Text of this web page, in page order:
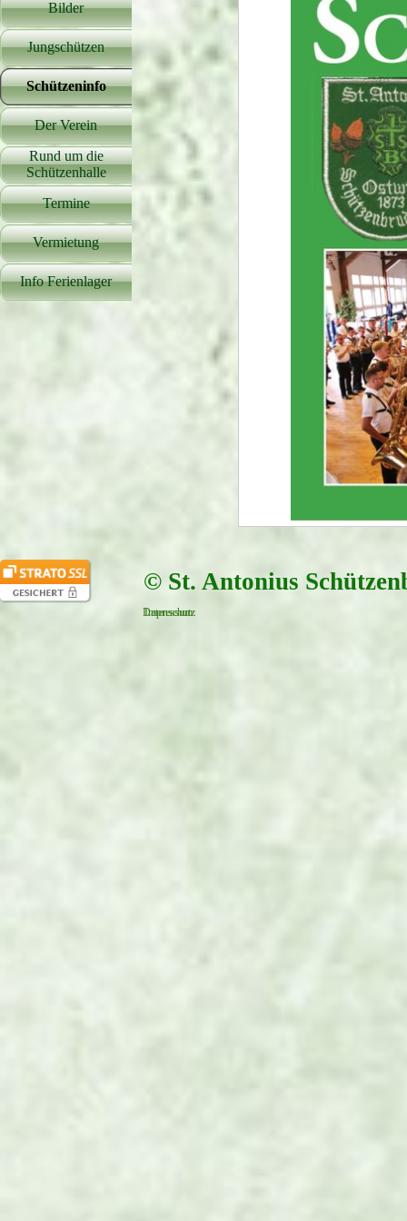
Bilder
Jungschützen ▼
Schützeninfo
Der Verein
Rund um die
Schützenhalle
▼
Termine
Vermietung
Info Ferienlager
© St. Antonius
Impressum
Datenschutz